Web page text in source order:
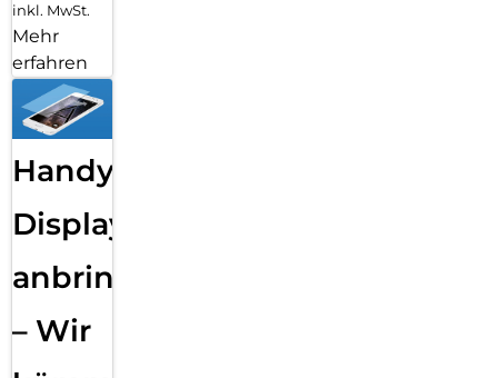
inkl. MwSt.
Mehr
erfahren
Handy
Displayfolie
anbringen
– Wir